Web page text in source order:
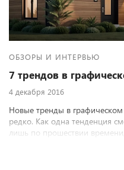
ОБЗОРЫ И ИНТЕРВЬЮ
7 трендов в
4 декабря 2016
Новые тренды в
редко. Как одна тенденция
лишь по прошествии времени,